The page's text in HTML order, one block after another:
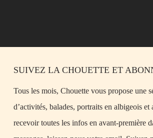
SUIVEZ LA CHOUETTE ET
Tous les mois, Chouette vous propose une
d’activités, balades, portraits en albigeois
recevoir toutes les infos en avant-première